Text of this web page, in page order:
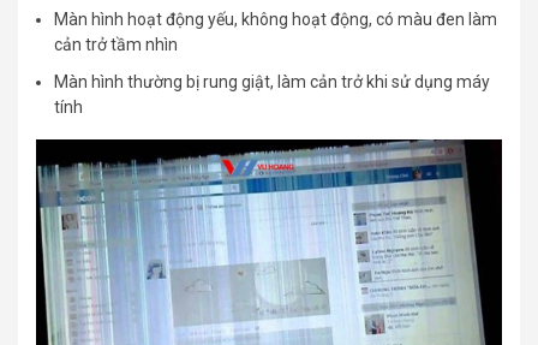
Màn hình hoạt động yếu, không hoạt động, có màu đen làm
cản trở tầm nhìn
Màn hình thường bị rung giật, làm cản trở khi sử dụng máy
tính